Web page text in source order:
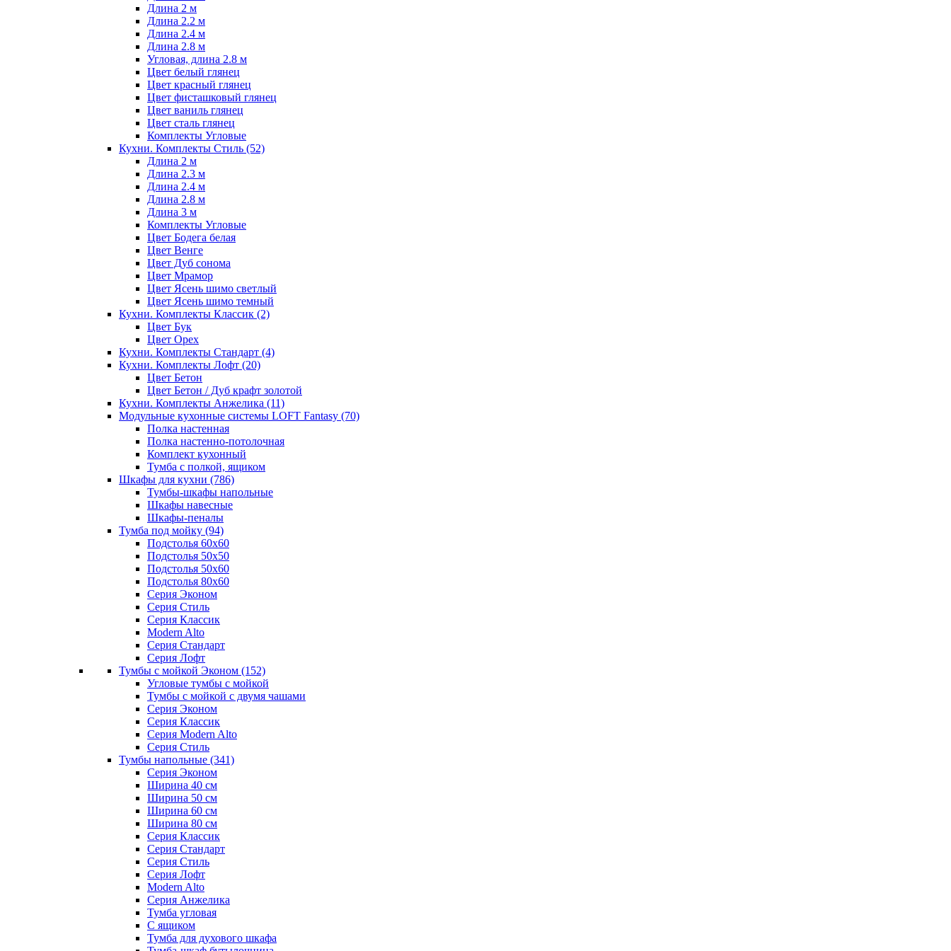
Длина 2 м
Длина 2.2 м
Длина 2.4 м
Длина 2.8 м
Угловая, длина 2.8 м
Цвет белый глянец
Цвет красный глянец
Цвет фисташковый глянец
Цвет ваниль глянец
Цвет сталь глянец
Комплекты Угловые
Кухни. Комплекты Стиль (52)
Длина 2 м
Длина 2.3 м
Длина 2.4 м
Длина 2.8 м
Длина 3 м
Комплекты Угловые
Цвет Бодега белая
Цвет Венге
Цвет Дуб сонома
Цвет Мрамор
Цвет Ясень шимо светлый
Цвет Ясень шимо темный
Кухни. Комплекты Классик (2)
Цвет Бук
Цвет Орех
Кухни. Комплекты Стандарт (4)
Кухни. Комплекты Лофт (20)
Цвет Бетон
Цвет Бетон / Дуб крафт золотой
Кухни. Комплекты Анжелика (11)
Модульные кухонные системы LOFT Fantasy (70)
Полка настенная
Полка настенно-потолочная
Комплект кухонный
Тумба с полкой, ящиком
Шкафы для кухни (786)
Тумбы-шкафы напольные
Шкафы навесные
Шкафы-пеналы
Тумба под мойку (94)
Подстолья 60х60
Подстолья 50х50
Подстолья 50х60
Подстолья 80х60
Серия Эконом
Серия Стиль
Серия Классик
Modern Alto
Серия Стандарт
Серия Лофт
Тумбы с мойкой Эконом (152)
Угловые тумбы с мойкой
Тумбы с мойкой с двумя чашами
Серия Эконом
Серия Классик
Серия Modern Alto
Серия Стиль
Тумбы напольные (341)
Серия Эконом
Ширина 40 см
Ширина 50 см
Ширина 60 см
Ширина 80 см
Серия Классик
Серия Стандарт
Серия Стиль
Серия Лофт
Modern Alto
Серия Анжелика
Тумба угловая
С ящиком
Тумба для духового шкафа